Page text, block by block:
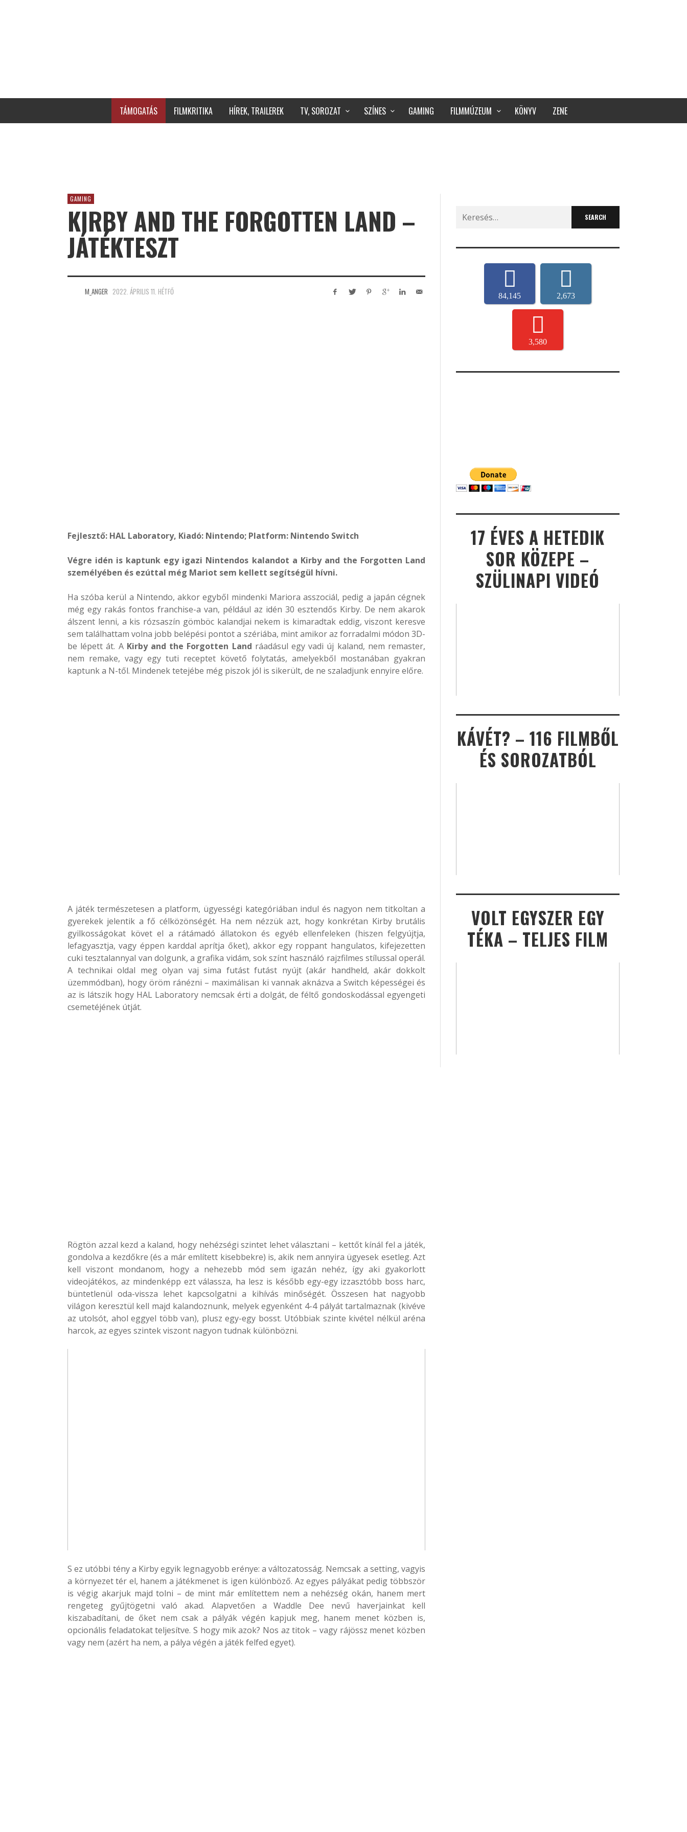
TÁMOGATÁS FILMKRITIKA HÍREK, TRAILEREK TV, SOROZAT SZÍNES GAMING FILMMÚZEUM KÖNYV ZENE
GAMING
KIRBY AND THE FORGOTTEN LAND –
JÁTÉKTESZT
M_ANGER 2022. ÁPRILIS 11. HÉTFŐ
Fejlesztő: HAL Laboratory, Kiadó: Nintendo; Platform: Nintendo Switch
Végre idén is kaptunk egy igazi Nintendos kalandot a Kirby and the Forgotten Land
személyében és ezúttal még Mariot sem kellett segítségül hívni.
Ha szóba kerül a Nintendo, akkor egyből mindenki Mariora asszociál, pedig a japán cégnek
még egy rakás fontos franchise-a van, például az idén 30 esztendős Kirby. De nem akarok
álszent lenni, a kis rózsaszín gömböc kalandjai nekem is kimaradtak eddig, viszont keresve
sem találhattam volna jobb belépési pontot a szériába, mint amikor az forradalmi módon 3D-
be lépett át. A Kirby and the Forgotten Land ráadásul egy vadi új kaland, nem remaster,
nem remake, vagy egy tuti receptet követő folytatás, amelyekből mostanában gyakran
kaptunk a N-től. Mindenek tetejébe még piszok jól is sikerült, de ne szaladjunk ennyire előre.
A játék természetesen a platform, ügyességi kategóriában indul és nagyon nem titkoltan a
gyerekek jelentik a fő célközönségét. Ha nem nézzük azt, hogy konkrétan Kirby brutális
gyilkosságokat követ el a rátámadó állatokon és egyéb ellenfeleken (hiszen felgyújtja,
lefagyasztja, vagy éppen karddal aprítja őket), akkor egy roppant hangulatos, kifejezetten
cuki tesztalannyal van dolgunk, a grafika vidám, sok színt használó rajzfilmes stílussal operál.
A technikai oldal meg olyan vaj sima futást futást nyújt (akár handheld, akár dokkolt
üzemmódban), hogy öröm ránézni – maximálisan ki vannak aknázva a Switch képességei és
az is látszik hogy HAL Laboratory nemcsak érti a dolgát, de féltő gondoskodással egyengeti
csemetéjének útját.
Rögtön azzal kezd a kaland, hogy nehézségi szintet lehet választani – kettőt kínál fel a játék,
gondolva a kezdőkre (és a már említett kisebbekre) is, akik nem annyira ügyesek esetleg. Azt
kell viszont mondanom, hogy a nehezebb mód sem igazán nehéz, így aki gyakorlott
videojátékos, az mindenképp ezt válassza, ha lesz is később egy-egy izzasztóbb boss harc,
büntetlenül oda-vissza lehet kapcsolgatni a kihívás minőségét. Összesen hat nagyobb
világon keresztül kell majd kalandoznunk, melyek egyenként 4-4 pályát tartalmaznak (kivéve
az utolsót, ahol eggyel több van), plusz egy-egy bosst. Utóbbiak szinte kivétel nélkül aréna
harcok, az egyes szintek viszont nagyon tudnak különbözni.
S ez utóbbi tény a Kirby egyik legnagyobb erénye: a változatosság. Nemcsak a setting, vagyis
a környezet tér el, hanem a játékmenet is igen különböző. Az egyes pályákat pedig többször
is végig akarjuk majd tolni – de mint már említettem nem a nehézség okán, hanem mert
rengeteg gyűjtögetni való akad. Alapvetően a Waddle Dee nevű haverjainkat kell
kiszabadítani, de őket nem csak a pályák végén kapjuk meg, hanem menet közben is,
opcionális feladatokat teljesítve. S hogy mik azok? Nos az titok – vagy rájössz menet közben
vagy nem (azért ha nem, a pálya végén a játék felfed egyet).
Search
for:
84,145 2,673
3,580
17 ÉVES A HETEDIK
SOR KÖZEPE –
SZÜLINAPI VIDEÓ
KÁVÉT? – 116 FILMBŐL
ÉS SOROZATBÓL
VOLT EGYSZER EGY
TÉKA – TELJES FILM